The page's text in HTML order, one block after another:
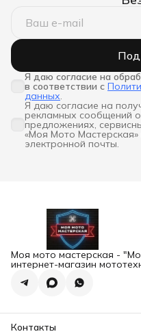
Я даю согласие на
в соответствии с
данных.
Я даю согласие на
рекламных сообщений
предложениях,
«Моя Мото
электронной почты.
Моя мото мастерская -
интернет-магазин
Контакты